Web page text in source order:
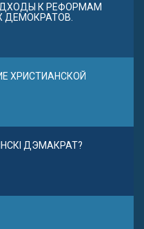
К РЕФОРМАМ
ДЕМОКРАТОВ.
ХРИСТИАНСКОЙ
ДЭМАКРАТ?